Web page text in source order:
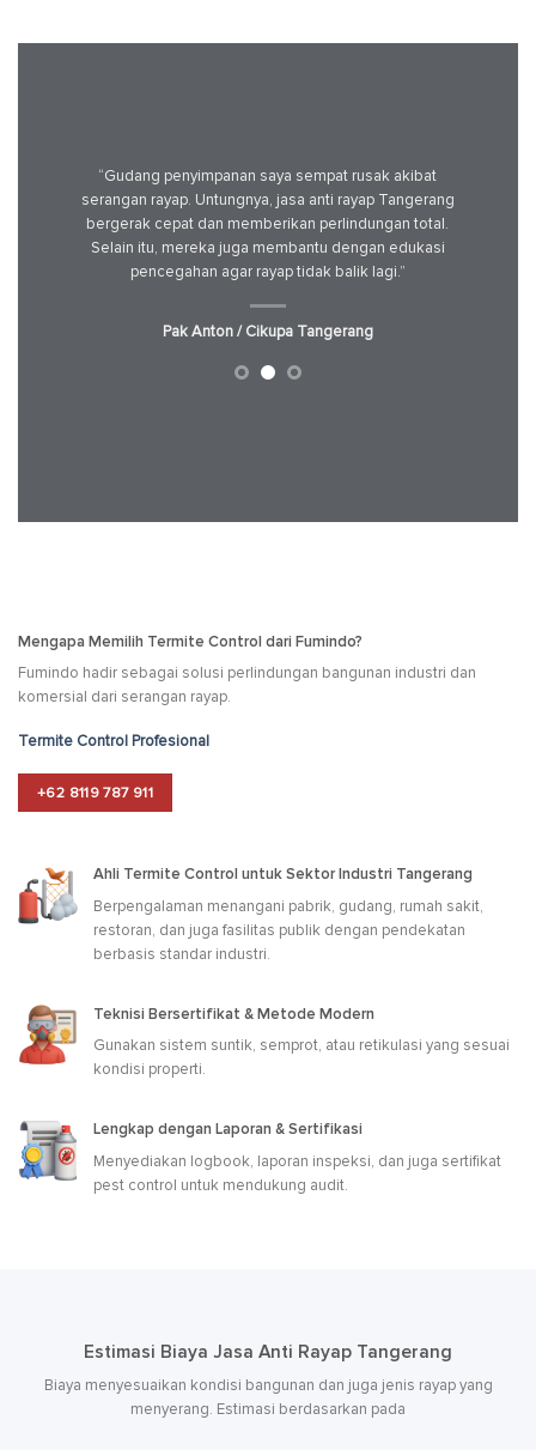
“Gudang penyimpanan saya sempat rusak akibat
serangan rayap. Untungnya, jasa anti rayap Tangerang
bergerak cepat dan memberikan perlindungan total.
Selain itu, mereka juga membantu dengan edukasi
pencegahan agar rayap tidak balik lagi.”
Pak Anton / Cikupa Tangerang
Mengapa Memilih Termite Control dari Fumindo?
Fumindo hadir sebagai solusi perlindungan bangunan industri dan
komersial dari serangan rayap.
Termite Control Profesional
+62 8119 787 911
Ahli Termite Control untuk Sektor Industri Tangerang
Berpengalaman menangani pabrik, gudang, rumah sakit,
restoran, dan juga fasilitas publik dengan pendekatan
berbasis standar industri.
Teknisi Bersertifikat & Metode Modern
Gunakan sistem suntik, semprot, atau retikulasi yang sesuai
kondisi properti.
Lengkap dengan Laporan & Sertifikasi
Menyediakan logbook, laporan inspeksi, dan juga sertifikat
pest control untuk mendukung audit.
Estimasi Biaya Jasa Anti Rayap Tangerang
Biaya menyesuaikan kondisi bangunan dan juga jenis rayap yang
menyerang. Estimasi berdasarkan pada